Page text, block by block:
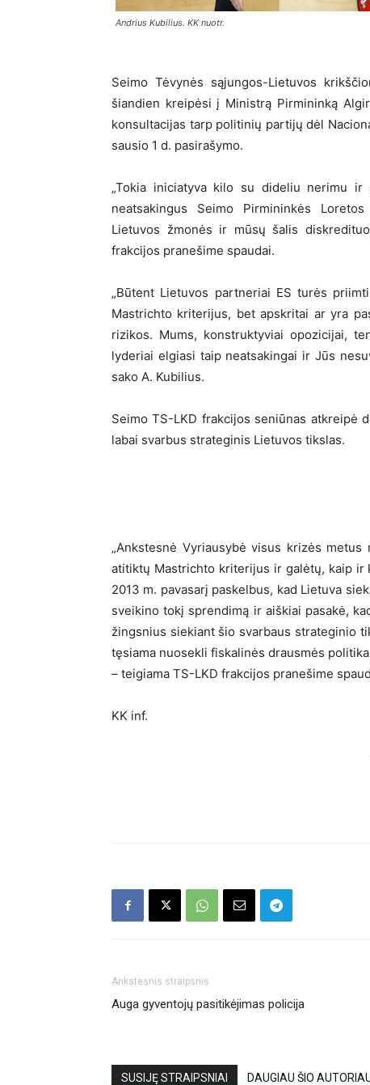
Andrius Kubilius. KK nuotr.
Seimo Tėvynės sąjungos-Lietuvos
šiandien kreipėsi į Ministrą Pirmininką
konsultacijas tarp politinių partijų dėl
sausio 1 d. pasirašymo.
„Tokia iniciatyva kilo su dideliu nerimu ir
neatsakingus Seimo Pirmininkės
Lietuvos žmonės ir mūsų šalis
frakcijos pranešime spaudai.
„Būtent Lietuvos partneriai ES turės
Mastrichto kriterijus, bet apskritai ar yra
rizikos. Mums, konstruktyviai opozicijai,
lyderiai elgiasi taip neatsakingai ir Jūs
sako A. Kubilius.
Seimo TS-LKD frakcijos seniūnas atkreipė
labai svarbus strateginis Lietuvos tikslas.
„Ankstesnė Vyriausybė visus krizės
atitiktų Mastrichto kriterijus ir galėtų, kaip ir
2013 m. pavasarį paskelbus, kad Lietuva
sveikino tokį sprendimą ir aiškiai pasakė,
žingsnius siekiant šio svarbaus strateginio
tęsiama nuosekli fiskalinės drausmės
– teigiama TS-LKD frakcijos pranešime
KK inf.
Ankstesnis straipsnis
Auga gyventojų pasitikėjimas policija
SUSIJĘ STRAIPSNIAI DAUGIAU ŠIO